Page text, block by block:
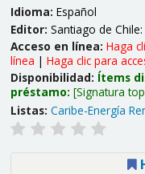
Idioma: Español
Editor: Santiago de Chile:
Acceso en línea: Haga
línea | Haga clic para
Disponibilidad: Ítems
préstamo: Signatura
Listas: Caribe-Energía